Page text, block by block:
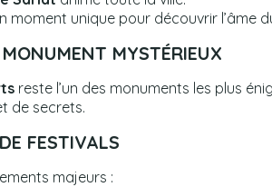
unique pour découvrir l’âme
MYSTÉRIEUX
reste l’un des monuments les plus
de secrets.
FESTIVALS
majeurs :